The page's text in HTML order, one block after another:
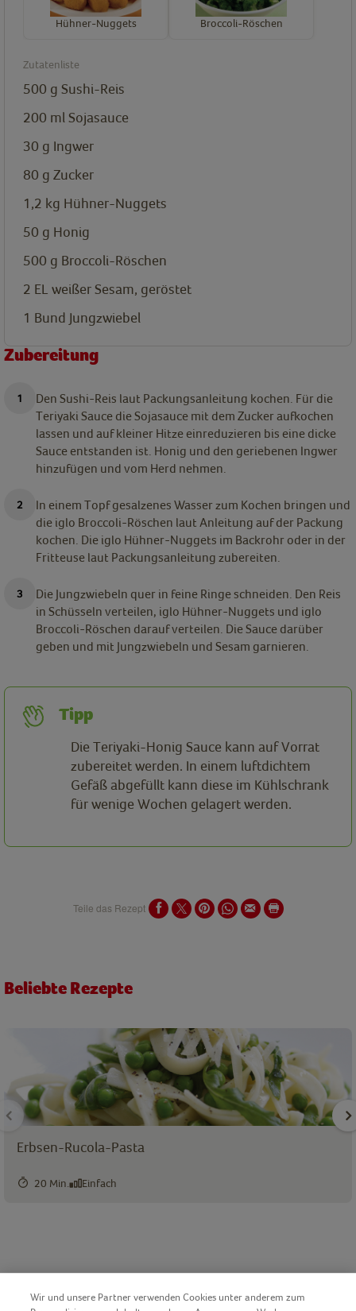
Hühner-Nuggets Broccoli-Röschen
Zutatenliste
500 g Sushi-Reis
200 ml Sojasauce
30 g Ingwer
80 g Zucker
1,2 kg Hühner-Nuggets
50 g Honig
500 g Broccoli-Röschen
2 EL weißer Sesam, geröstet
1 Bund Jungzwiebel
Zubereitung
Den Sushi-Reis laut Packungsanleitung kochen. Für die
Teriyaki Sauce die Sojasauce mit dem Zucker aufkochen
lassen und auf kleiner Hitze einreduzieren bis eine dicke
Sauce entstanden ist. Honig und den geriebenen Ingwer
hinzufügen und vom Herd nehmen.
In einem Topf gesalzenes Wasser zum Kochen bringen und
die iglo Broccoli-Röschen laut Anleitung auf der Packung
kochen. Die iglo Hühner-Nuggets im Backrohr oder in der
Fritteuse laut Packungsanleitung zubereiten.
Die Jungzwiebeln quer in feine Ringe schneiden. Den Reis
in Schüsseln verteilen, iglo Hühner-Nuggets und iglo
Broccoli-Röschen darauf verteilen. Die Sauce darüber
geben und mit Jungzwiebeln und Sesam garnieren.
Tipp
Die Teriyaki-Honig Sauce kann auf Vorrat
zubereitet werden. In einem luftdichtem
Gefäß abgefüllt kann diese im Kühlschrank
für wenige Wochen gelagert werden.
Teile das Rezept
Beliebte Rezepte
Erbsen-Rucola-Pasta
20 Min. Einfach
Wir und unsere Partner verwenden Cookies unter anderem zum